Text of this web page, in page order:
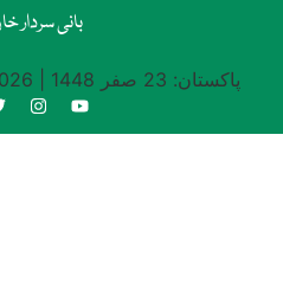
بانی سردار
پاکستان: 23 صفر 1448